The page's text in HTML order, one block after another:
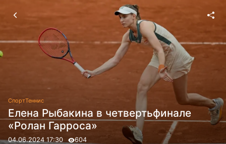
СпортТеннис
Елена Рыбакина в четвертьфинале
«Ролан Гарроса»
04.06.2024 17:30 604